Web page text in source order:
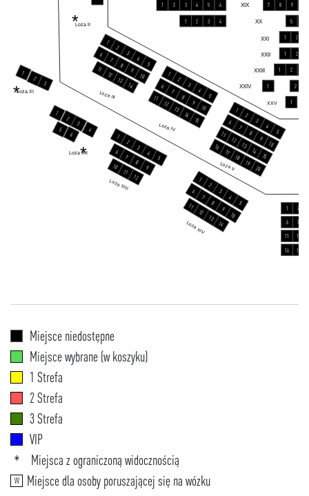
XIX
XX
XXI
XXII
XXIII
XXIV
XXV
Loża V
Loża IV
Loża III
Loża II
Loża XIV
Loża XIII
Loża XII
Loża XI
*
*
*
1 2 3 4 5 6 7 8 9
1 2 3 4 5
1 2
1 2
1
2
3
4
5
1 2
6
7
8
9
10
1 2
11
12
13
14
1
2
3
4
5
1
1
6
7
8
9
10
1
2
3
11
12
13
14
15
1
2
3
4
5
2
3 6
7
8
9
10
4
5
11
12
13
14
15
1
2
3
4
5
6
16
17
18
19
20
6
7
8
9
10
11
12
1
2
3
4
5
1 2
6
7
8
9
10
6 7
11
12
13
14
11 12
16 17
Miejsce niedostępne
Miejsce wybrane (w koszyku)
1 Strefa
2 Strefa
3 Strefa
VIP
* Miejsca z ograniczoną widocznością
W Miejsce dla osoby poruszającej się na wózku